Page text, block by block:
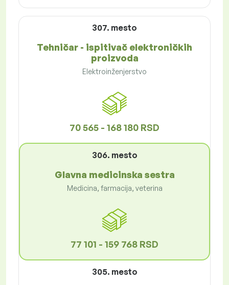
307. mesto
Tehničar - ispitivač elektroničkih
proizvoda
Elektroinženjerstvo
70 565 - 168 180 RSD
306. mesto
Glavna medicinska sestra
Medicina, farmacija, veterina
77 101 - 159 768 RSD
305. mesto